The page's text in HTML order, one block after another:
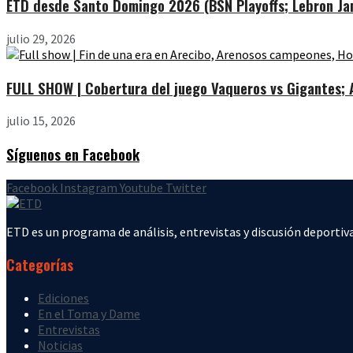
ETD desde Santo Domingo 2026 (BSN Playoffs; Lebron
julio 29, 2026
FULL SHOW | Cobertura del juego Vaqueros vs
julio 15, 2026
Síguenos en Facebook
Facebook Instagram Youtube Twitter
ETD es un programa de análisis, entrevistas y discusión
Categorías
Ediciones
En el Toma y Dame
Entrevistas
Noticias